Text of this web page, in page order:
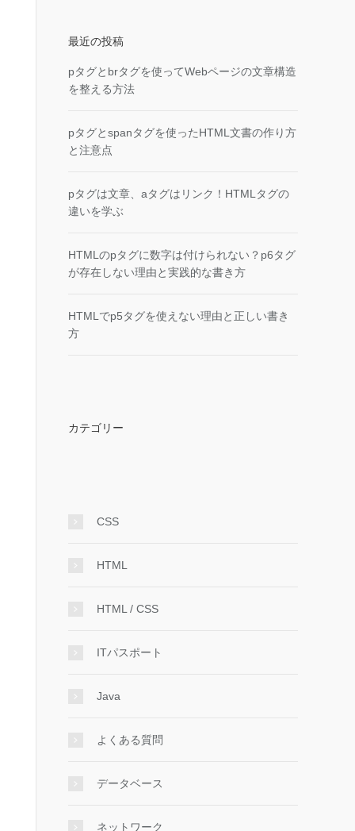
最近の投稿
pタグとbrタグを使ってWebページの文章構造
を整える方法
pタグとspanタグを使ったHTML文書の作り方
と注意点
pタグは文章、aタグはリンク！HTMLタグの
違いを学ぶ
HTMLのpタグに数字は付けられない？p6タグ
が存在しない理由と実践的な書き方
HTMLでp5タグを使えない理由と正しい書き
方
カテゴリー
CSS
HTML
HTML / CSS
ITパスポート
Java
よくある質問
データベース
ネットワーク